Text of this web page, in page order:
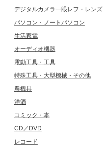
デジタルカメラ一眼レフ・レン
パソコン・ノートパソコン
生活家電
オーディオ機器
電動工具・工具
特殊工具・大型機械・その他
農機具
洋酒
コミック・本
CD／DVD
レコード